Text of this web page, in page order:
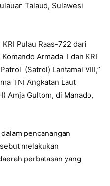
Talaud, Sulawesi
Pulau Raas-722 dari
Armada II dan KRI
(Satrol) Lantamal VIII,”
TNI Angkatan Laut
Amja Gultom, di Manado,
pencanangan
melakukan
perbatasan yang